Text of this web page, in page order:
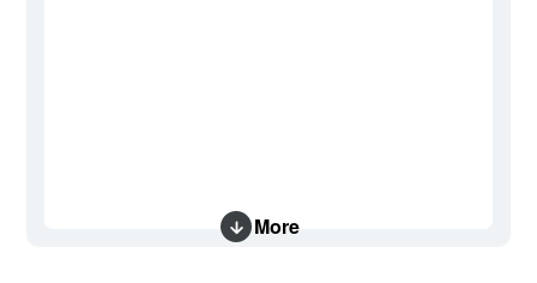
More